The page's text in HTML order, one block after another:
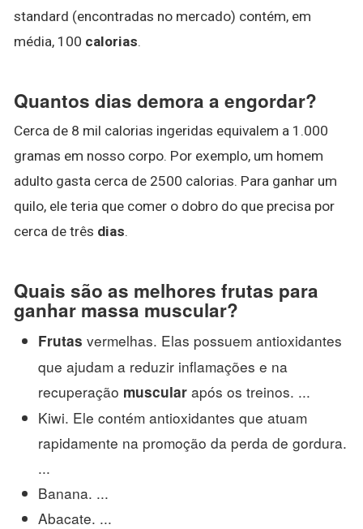
standard (encontradas no mercado) contém, em
média, 100 calorias.
Quantos dias demora a engordar?
Cerca de 8 mil calorias ingeridas equivalem a 1.000
gramas em nosso corpo. Por exemplo, um homem
adulto gasta cerca de 2500 calorias. Para ganhar um
quilo, ele teria que comer o dobro do que precisa por
cerca de três dias.
Quais são as melhores frutas para
ganhar massa muscular?
Frutas vermelhas. Elas possuem antioxidantes
que ajudam a reduzir inflamações e na
recuperação muscular após os treinos. ...
Kiwi. Ele contém antioxidantes que atuam
rapidamente na promoção da perda de gordura.
...
Banana. ...
Abacate. ...